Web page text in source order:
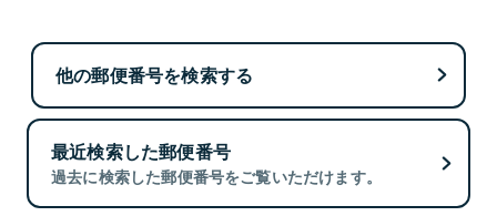
他の郵便番号を検索する
最近検索した郵便番号
過去に検索した郵便番号をご覧いただけます。